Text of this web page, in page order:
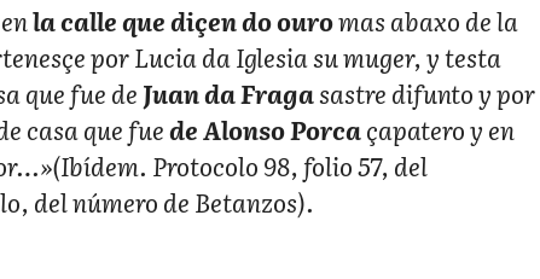
la calle que diçen do ouromas abaxo de la
por Lucia da Iglesia su muger, y testa
que fue de Juan da Fragasastre difunto y por
casa que fuede Alonso Porcaçapatero y en
Protocolo 98, folio 57, del
del número de Betanzos).